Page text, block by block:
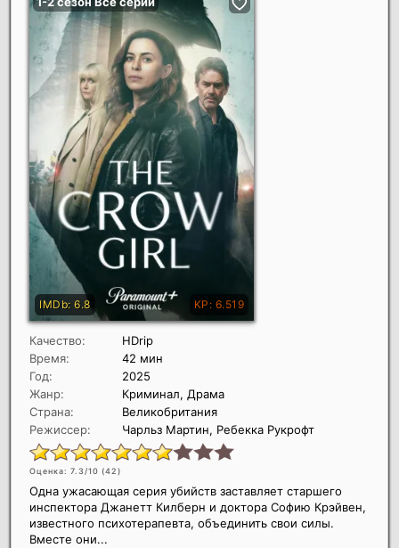
Качество:
HDrip
Время:
42 мин
Год:
2025
Жанр:
Криминал, Драма
Страна:
Великобритания
Режиссер:
Чарльз Мартин, Ребекка Рукрофт
Оценка: 7.3/10 (42)
Одна ужасающая серия убийств заставляет старшего
инспектора Джанетт Килберн и доктора Софию Крэйвен,
известного психотерапевта, объединить свои силы.
Вместе они...